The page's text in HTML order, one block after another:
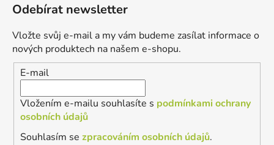
Odebírat newsletter
Vložte svůj e-mail a my vám budeme zasílat informace o
nových produktech na našem e-shopu.
E-mail
Vložením e-mailu souhlasíte s podmínkami ochrany
osobních údajů
Souhlasím se zpracováním osobních údajů.